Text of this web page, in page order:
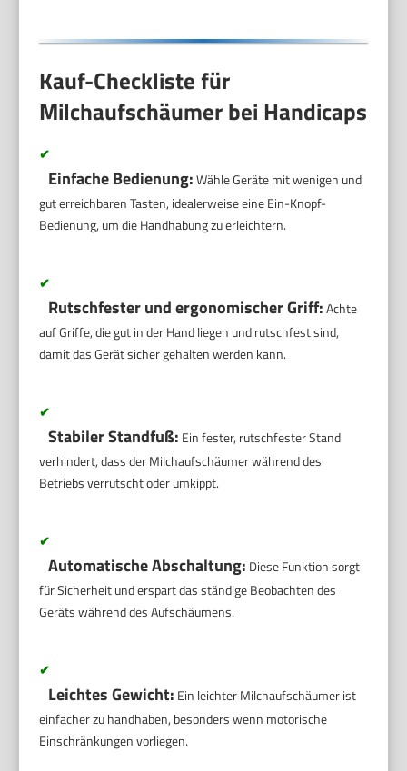
Kauf-Checkliste für
Milchaufschäumer bei Handicaps
✔
Einfache Bedienung:Wähle Geräte mit wenigen und
gut erreichbaren Tasten, idealerweise eine Ein-Knopf-
Bedienung, um die Handhabung zu erleichtern.
✔
Rutschfester und ergonomischer Griff:Achte
auf Griffe, die gut in der Hand liegen und rutschfest sind,
damit das Gerät sicher gehalten werden kann.
✔
Stabiler Standfuß: Ein fester, rutschfester Stand
verhindert, dass der Milchaufschäumer während des
Betriebs verrutscht oder umkippt.
✔
Automatische Abschaltung: Diese Funktion sorgt
für Sicherheit und erspart das ständige Beobachten des
Geräts während des Aufschäumens.
✔
Leichtes Gewicht: Ein leichter Milchaufschäumer ist
einfacher zu handhaben, besonders wenn motorische
Einschränkungen vorliegen.